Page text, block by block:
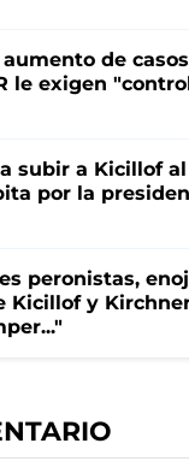
de
le exigen
subir a Kicillof
por la
peronistas,
Kicillof y